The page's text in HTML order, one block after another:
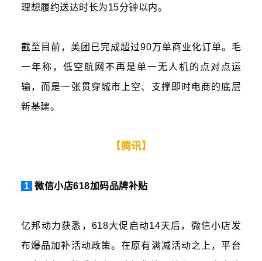
理想履约送达时长为15分钟以内。
截至目前，美团已完成超过90万单商业化订单。毛
一年称，低空航网不再是单一无人机的点对点运
输，而是一张贯穿城市上空、支撑即时电商的底层
新基建。
【腾讯】
1 微信小店618加码品牌补贴
亿邦动力获悉，618大促启动14天后，微信小店发
布爆品加补活动政策。在原有满减活动之上，平台